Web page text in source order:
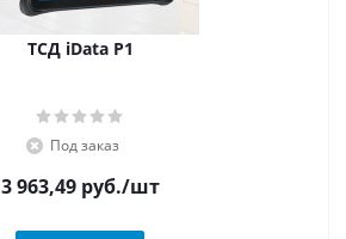
ТСД iData P1
Под заказ
3 963,49руб./шт